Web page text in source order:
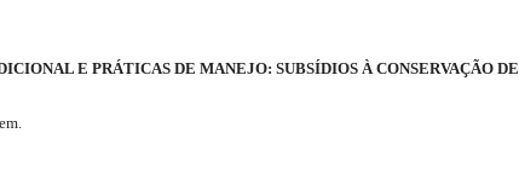
E PRÁTICAS DE MANEJO: SUBSÍDIOS À CONSERVAÇÃO DE